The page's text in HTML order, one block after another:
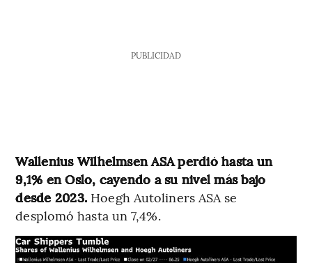
PUBLICIDAD
Wallenius Wilhelmsen ASA perdió hasta un
9,1% en Oslo, cayendo a su nivel más bajo
desde 2023. Hoegh Autoliners ASA se
desplomó hasta un 7,4%.